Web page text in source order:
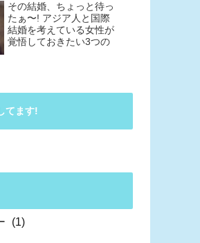
その結婚、ちょっと待っ
たぁ〜! アジア人と国際
結婚を考えている女性が
覚悟しておきたい3つの
てます!
(1)